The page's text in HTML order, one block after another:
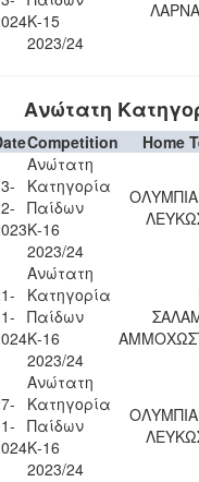
Κ-15
2023/24
Ανώτατη
Competition Home
Ανώτατη
Κατηγορία
Παίδων
Κ-16
2023/24
Ανώτατη
Κατηγορία
Παίδων
Κ-16
2023/24
Ανώτατη
Κατηγορία
Παίδων
Κ-16
2023/24